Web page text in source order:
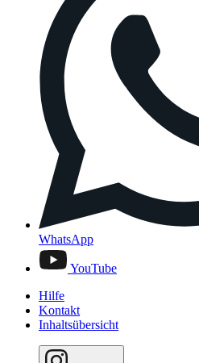
WhatsApp
YouTube
Hilfe
Kontakt
Inhaltsübersicht